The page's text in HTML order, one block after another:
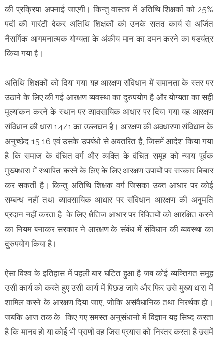
की प्रक्रिया अपनाई जाएगी। किन्तु वास्तव में अतिथि शिक्षकों को 25%
पदों की गारंटी देकर अतिथि शिक्षकों को उनके सतत कार्य से अर्जित
नैसर्गिक आगमनात्मक योग्यता के अंकीय मान का दमन करने का षडयंत्र
किया गया है।
अतिथि शिक्षकों को दिया गया यह आरक्षण संविधान में समानता के स्तर पर
उठाने के लिए की गई आरक्षण व्यवस्था का दुरुपयोग है और योग्यता का सही
मूल्यांकन करने के स्थान पर व्यावसायिक आधार पर दिया गया यह आरक्षण
संविधान की धारा 14/1 का उल्लघन है। आरक्षण की अवधारणा संविधान के
अनुच्छेद 15,16 एवं उसके उपबंधो से अवतरित है, जिसमें आदेश किया गया
है कि समाज के वंचित वर्ग और व्यक्ति के वंचित समूह को न्याय पूर्वक
मुख्यधारा में स्थापित करने के लिए के लिए आरक्षण उपायों पर सरकार विचार
कर सकती है। किन्तु अतिथि शिक्षक वर्ग जिसका उक्त आधार पर कोई
सम्बन्ध नहीं तथा व्यावसायिक आधार पर संविधान आरक्षण की अनुमति
प्रदान नहीं करता है, के लिए क्षैतिज आधार पर रिक्तियों को आरक्षित करने
का नियम बनाकर सरकार ने आरक्षण के संबंध में संविधान की व्यवस्था का
दुरुपयोग किया है।
ऐसा विश्व के इतिहास में पहली बार घटित हुआ है जब कोई व्यक्तिगत समूह
उसी कार्य को करते हुए उसी कार्य में पिछड जाये और फिर उसे मुख्य धारा में
शामिल करने के आरक्षण दिया जाए, जोकि असंवैधानिक तथा निरर्थक हो।
जबकि आज तक के किए गए समस्त अनुसंधानो में विज्ञान यह सिध्द करता
है कि मानव हो या कोई भी प्राणी वह जिस प्रयास को निरंतर करता है उसमें